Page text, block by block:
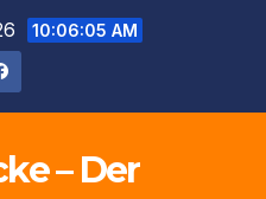
10:06:06 AM
– Der